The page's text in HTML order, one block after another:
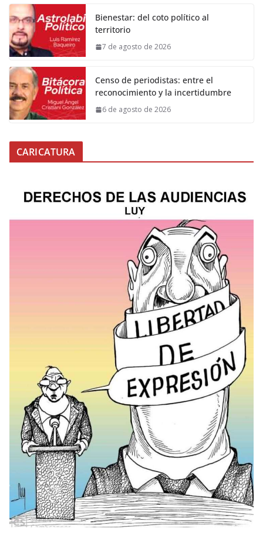
Bienestar: del coto político al
territorio
7 de agosto de 2026
Censo de periodistas: entre el
reconocimiento y la incertidumbre
6 de agosto de 2026
CARICATURA